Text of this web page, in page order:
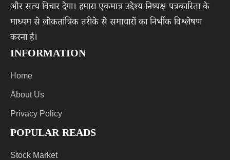
और सत्य विचार देगा। हमारा एकमात्र उद्देश्य निष्पक्ष पत्रकारिता के
माध्यम से लोकतांत्रिक तरीके से समाचारों का निर्भीक विश्लेषण
करना है।
INFORMATION
Home
About Us
Privacy Policy
POPULAR READS
Stock Market